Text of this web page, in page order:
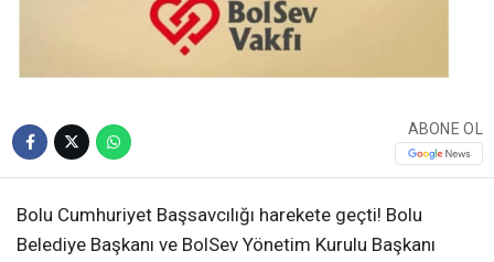
ABONE OL
Bolu Cumhuriyet Başsavcılığı harekete geçti! Bolu
Belediye Başkanı ve BolSev Yönetim Kurulu Başkanı